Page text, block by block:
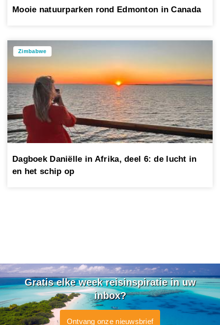
Mooie natuurparken rond Edmonton in Canada
Zimbabwe
Dagboek Daniëlle in Afrika, deel 6: de lucht in
en het schip op
Gratis elke week reisinspiratie in uw
inbox?
Ontvang onze nieuwsbrief